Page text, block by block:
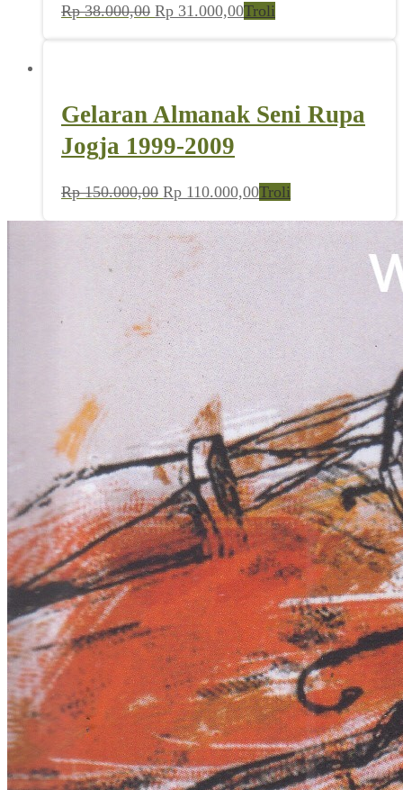
Rp38.000,00 Harga
Rp 31.000,00Harga
Troli
Gelaran Almanak Seni Rupa
Jogja 1999-2009
Rp150.000,00 Harga
adalah:
Rp 150.000,00.
Rp 110.000,00Harga
ini
adalah:
Rp 110.000,00.
Troli